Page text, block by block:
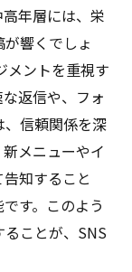
年層には、栄
響くでしょ
メントを重視す
返信や、フォ
信頼関係を深
メニューやイ
知すること
す。このよう
ことが、SNS